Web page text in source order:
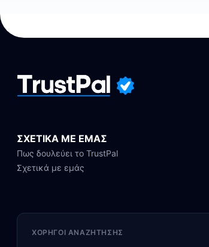
ΣΧΕΤΙΚΑ ΜΕ ΕΜΑΣ
Πως δουλεύει το TrustPal
Σχετικά με εμάς
ΧΟΡΗΓΟΊ ΑΝΑΖΉΤΗΣΗΣ